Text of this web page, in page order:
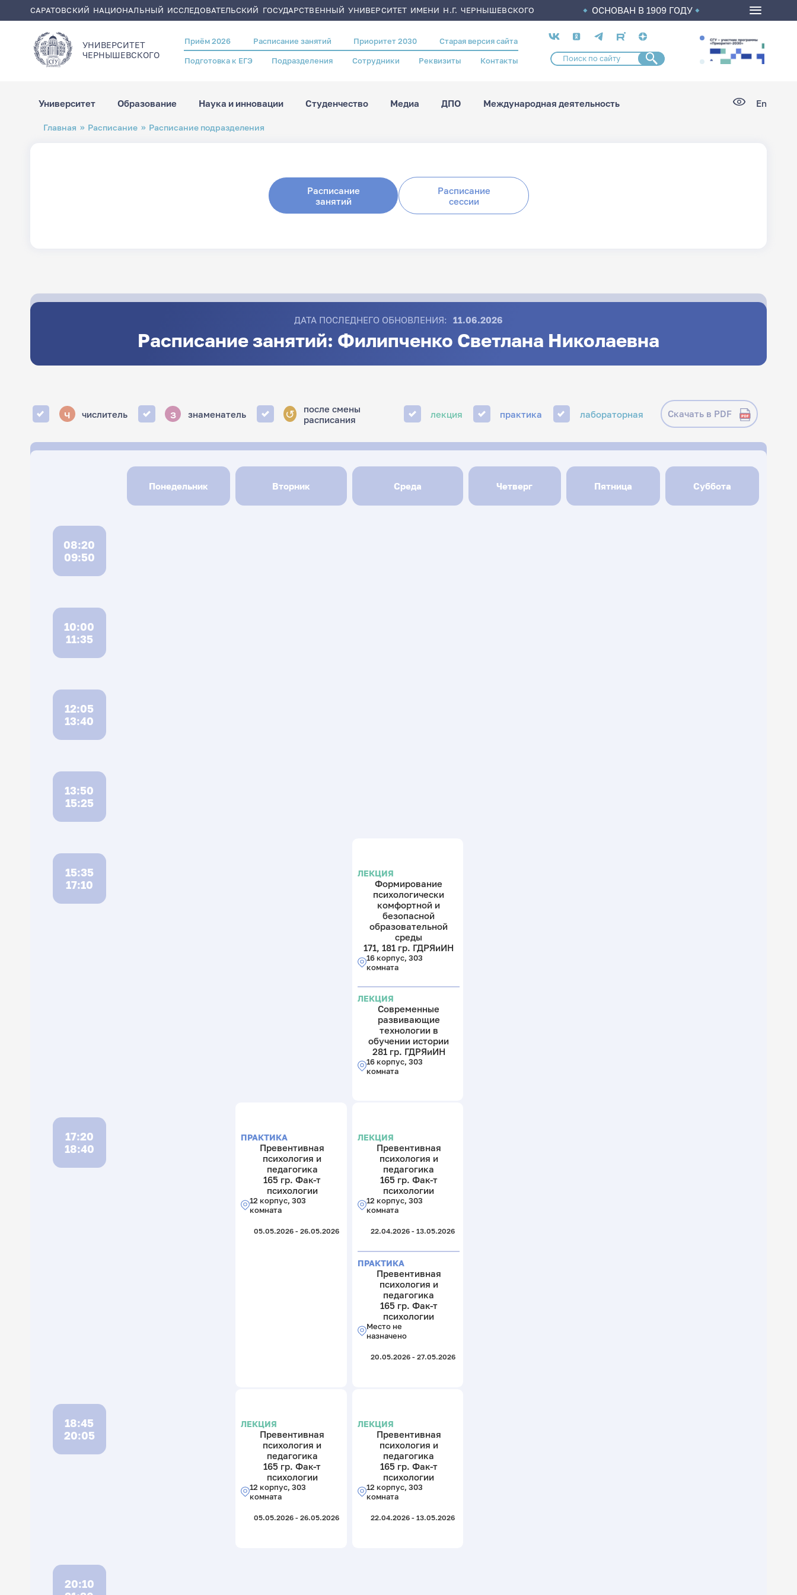
САРАТОВСКИЙ НАЦИОНАЛЬНЫЙ ИССЛЕДОВАТЕЛЬСКИЙ ГОСУДАРСТВЕННЫЙ УНИВЕРСИТЕТ ИМЕНИ Н.Г. ЧЕРНЫШЕВСКОГО ОСНОВАН В 1909 ГОДУ
УНИВЕРСИТЕТ
ЧЕРНЫШЕВСКОГO
Header
menu
Приём 2026 Расписание занятий Приоритет 2030 Старая версия сайта
Подготовка к ЕГЭ Подразделения Сотрудники Реквизиты Контакты
Социальные
сети
Университет Образование Наука и инновации Студенчество Медиа ДПО Международная деятельность En
Строка
навигации
Главная Расписание Расписание подразделения
Расписание
занятий
Расписание
сессии
ДАТА ПОСЛЕДНЕГО ОБНОВЛЕНИЯ: 11.06.2026
Расписание занятий: Филипченко Светлана Николаевна
ч числитель з знаменатель ↺
после смены
расписания
лекция практика лабораторная Скачать в PDF
Понедельник Вторник Среда Четверг Пятница Суббота
08:20
09:50
10:00
11:35
12:05
13:40
13:50
15:25
15:35
17:10
ЛЕКЦИЯ
Формирование
психологически
комфортной и
безопасной
образовательной
среды
171, 181 гр. ГДРЯиИН
16 корпус, 303
комната
ЛЕКЦИЯ
Современные
развивающие
технологии в
обучении истории
281 гр. ГДРЯиИН
16 корпус, 303
комната
17:20
18:40
ПРАКТИКА
Превентивная
психология и
педагогика
165 гр. Фак-т
психологии
12 корпус, 303
комната
05.05.2026 - 26.05.2026
ЛЕКЦИЯ
Превентивная
психология и
педагогика
165 гр. Фак-т
психологии
12 корпус, 303
комната
22.04.2026 - 13.05.2026
ПРАКТИКА
Превентивная
психология и
педагогика
165 гр. Фак-т
психологии
Место не
назначено
20.05.2026 - 27.05.2026
18:45
20:05
ЛЕКЦИЯ
Превентивная
психология и
педагогика
165 гр. Фак-т
психологии
12 корпус, 303
комната
05.05.2026 - 26.05.2026
ЛЕКЦИЯ
Превентивная
психология и
педагогика
165 гр. Фак-т
психологии
12 корпус, 303
комната
22.04.2026 - 13.05.2026
20:10